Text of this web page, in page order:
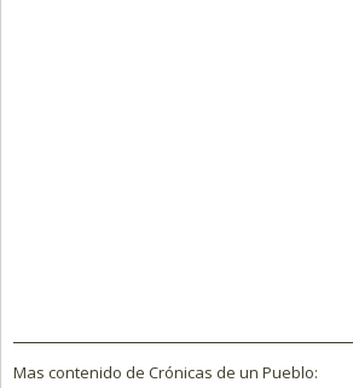
Mas contenido de Crónicas de un Pueblo: